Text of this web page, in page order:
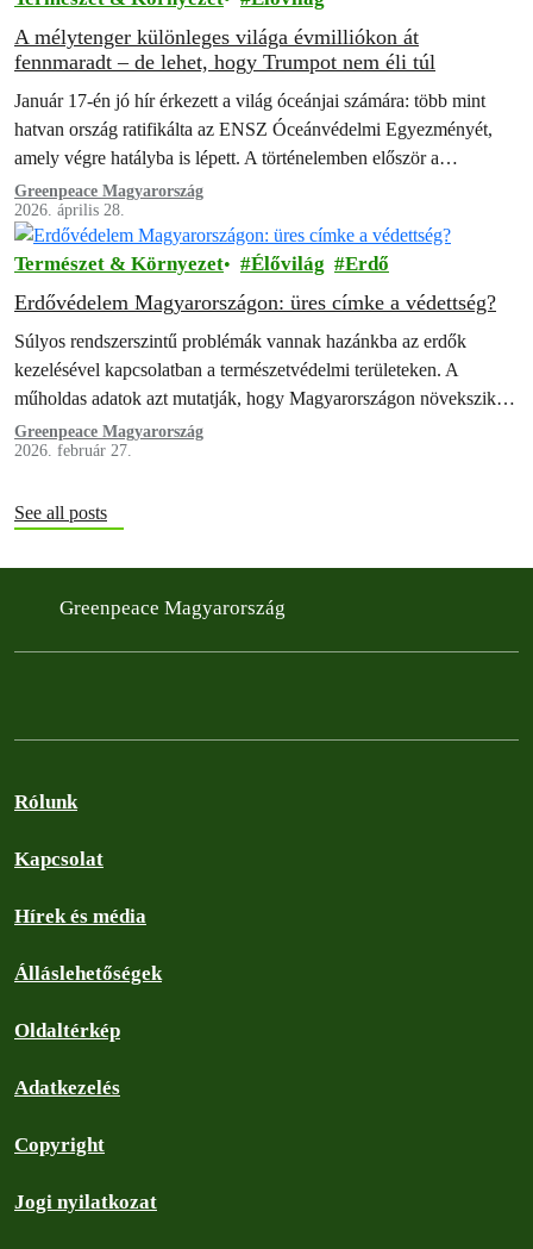
A mélytenger különleges világa évmilliókon át
fennmaradt – de lehet, hogy Trumpot nem éli túl
Január 17-én jó hír érkezett a világ óceánjai számára: több mint
hatvan ország ratifikálta az ENSZ Óceánvédelmi Egyezményét,
amely végre hatályba is lépett. A történelemben először a
kormányok tengeri védett…
Greenpeace Magyarország
2026. április 28.
Természet & Környezet Élővilág Erdő
Erdővédelem Magyarországon: üres címke a védettség?
Súlyos rendszerszintű problémák vannak hazánkba az erdők
kezelésével kapcsolatban a természetvédelmi területeken. A
műholdas adatok azt mutatják, hogy Magyarországon növekszik a
fakitermelés azokban az erdőkben, amelyeket elvileg az Európai
Unió…
Greenpeace Magyarország
2026. február 27.
See all posts
Greenpeace Magyarország
Rólunk
Kapcsolat
Hírek és média
Álláslehetőségek
Oldaltérkép
Adatkezelés
Copyright
Jogi nyilatkozat